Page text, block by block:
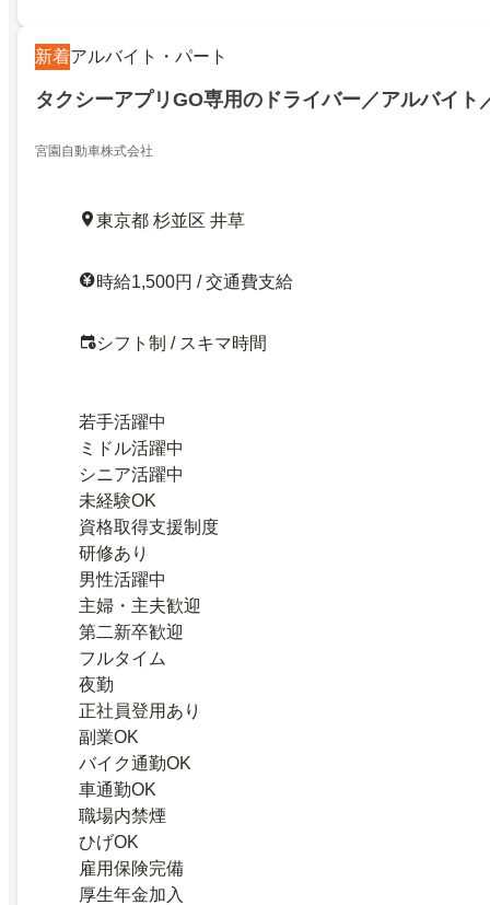
新着アルバイト・パート
タクシーアプリGO専用のドライバー／アルバイト
宮園自動車株式会社
東京都 杉並区 井草
時給1,500円 / 交通費支給
シフト制 / スキマ時間
若手活躍中
ミドル活躍中
シニア活躍中
未経験OK
資格取得支援制度
研修あり
男性活躍中
主婦・主夫歓迎
第二新卒歓迎
フルタイム
夜勤
正社員登用あり
副業OK
バイク通勤OK
車通勤OK
職場内禁煙
ひげOK
雇用保険完備
厚生年金加入